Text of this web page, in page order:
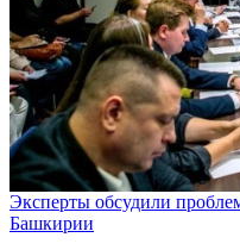
Эксперты обсудили
Башкирии